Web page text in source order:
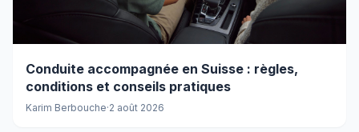
Conduite accompagnée en Suisse : règles,
conditions et conseils pratiques
Karim Berbouche·2 août 2026